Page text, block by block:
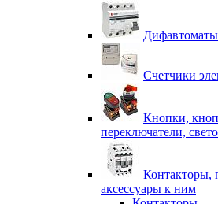
Счетчики
Кнопки,
переключатели,
Контакторы,
аксессуары к ним